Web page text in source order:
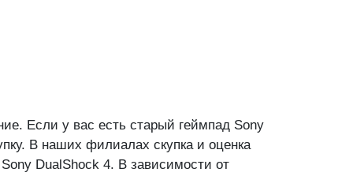
Подробнее
Если у вас есть старый геймпад Sony
В наших филиалах скупка и оценка
DualShock 4. В зависимости от